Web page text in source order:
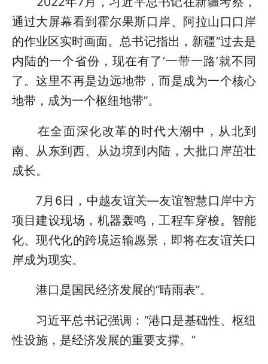
通过大屏幕看到霍尔果斯口岸、阿拉山口口岸
的作业区实时画面。总书记指出，新疆“过去是
内陆的一个省份，现在有了‘一带一路’就不同
了。这里不再是边远地带，而是成为一个核心
地带，成为一个枢纽地带”。
在全面深化改革的时代大潮中，从北到
南、从东到西、从边境到内陆，大批口岸茁壮
成长。
7月6日，中越友谊关—友谊智慧口岸中方
项目建设现场，机器轰鸣，工程车穿梭。智能
化、现代化的跨境运输愿景，即将在友谊关口
岸成为现实。
港口是国民经济发展的“晴雨表”。
习近平总书记强调：“港口是基础性、枢纽
性设施，是经济发展的重要支撑。”